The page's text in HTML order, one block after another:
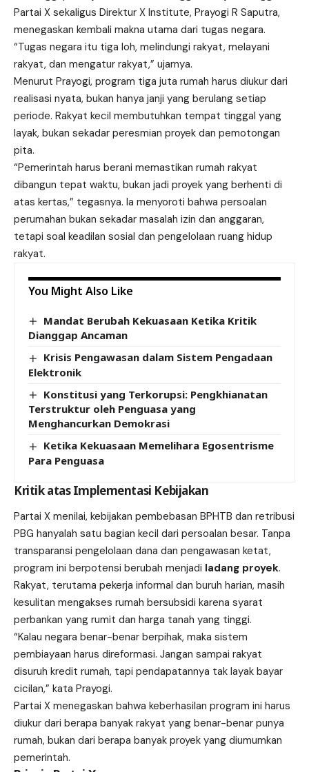
Partai X sekaligus Direktur X Institute, Prayogi R Saputra,
menegaskan kembali makna utama dari tugas negara.
“Tugas negara itu tiga loh, melindungi rakyat, melayani
rakyat, dan mengatur rakyat,” ujarnya.
Menurut Prayogi, program tiga juta rumah harus diukur dari
realisasi nyata, bukan hanya janji yang berulang setiap
periode. Rakyat kecil membutuhkan tempat tinggal yang
layak, bukan sekadar peresmian proyek dan pemotongan
pita.
“Pemerintah harus berani memastikan rumah rakyat
dibangun tepat waktu, bukan jadi proyek yang berhenti di
atas kertas,” tegasnya. Ia menyoroti bahwa persoalan
perumahan bukan sekadar masalah izin dan anggaran,
tetapi soal keadilan sosial dan pengelolaan ruang hidup
rakyat.
You Might Also Like
Mandat Berubah Kekuasaan Ketika Kritik
Dianggap Ancaman
Krisis Pengawasan dalam Sistem Pengadaan
Elektronik
Konstitusi yang Terkorupsi: Pengkhianatan
Terstruktur oleh Penguasa yang
Menghancurkan Demokrasi
Ketika Kekuasaan Memelihara Egosentrisme
Para Penguasa
Kritik atas Implementasi Kebijakan
Partai X menilai, kebijakan pembebasan BPHTB dan retribusi
PBG hanyalah satu bagian kecil dari persoalan besar. Tanpa
transparansi pengelolaan dana dan pengawasan ketat,
program ini berpotensi berubah menjadi ladang proyek.
Rakyat, terutama pekerja informal dan buruh harian, masih
kesulitan mengakses rumah bersubsidi karena syarat
perbankan yang rumit dan harga tanah yang tinggi.
“Kalau negara benar-benar berpihak, maka sistem
pembiayaan harus direformasi. Jangan sampai rakyat
disuruh kredit rumah, tapi pendapatannya tak layak bayar
cicilan,” kata Prayogi.
Partai X menegaskan bahwa keberhasilan program ini harus
diukur dari berapa banyak rakyat yang benar-benar punya
rumah, bukan dari berapa banyak proyek yang diumumkan
pemerintah.